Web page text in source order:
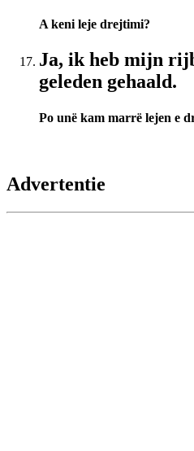
A keni leje drejtimi?
Ja, ik heb mijn
geleden gehaald.
Po unë kam marrë lejen e
Advertentie